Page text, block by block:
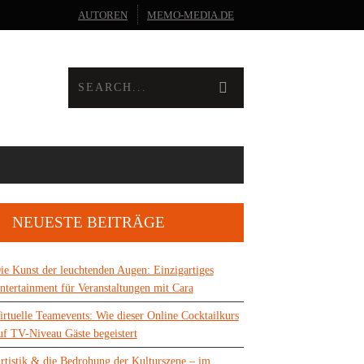
AUTOREN MEMO-MEDIA.DE
NEUESTE BEITRÄGE
Kunst der leuchtenden Augen: Einzigartiges
für Veranstaltungen mit Cara
Teamevents: Wie dieser Online Cocktailkurs
TV-Niveau Gäste begeistert
& die Bedrohung der Kulturszene – im